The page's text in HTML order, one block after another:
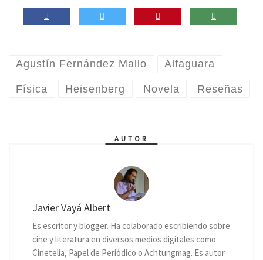
Agustín Fernández Mallo Alfaguara
Física Heisenberg Novela Reseñas
AUTOR
Javier Vayá Albert
Es escritor y blogger. Ha colaborado escribiendo sobre
cine y literatura en diversos medios digitales como
Cinetelia, Papel de Periódico o Achtungmag. Es autor